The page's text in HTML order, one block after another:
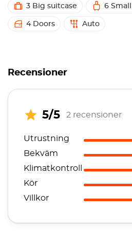
3 Big suitcase 6
4 Doors Auto
Recensioner
5/5 2 recensioner
Utrustning
Bekväm
Klimatkontroll
Kör
Villkor